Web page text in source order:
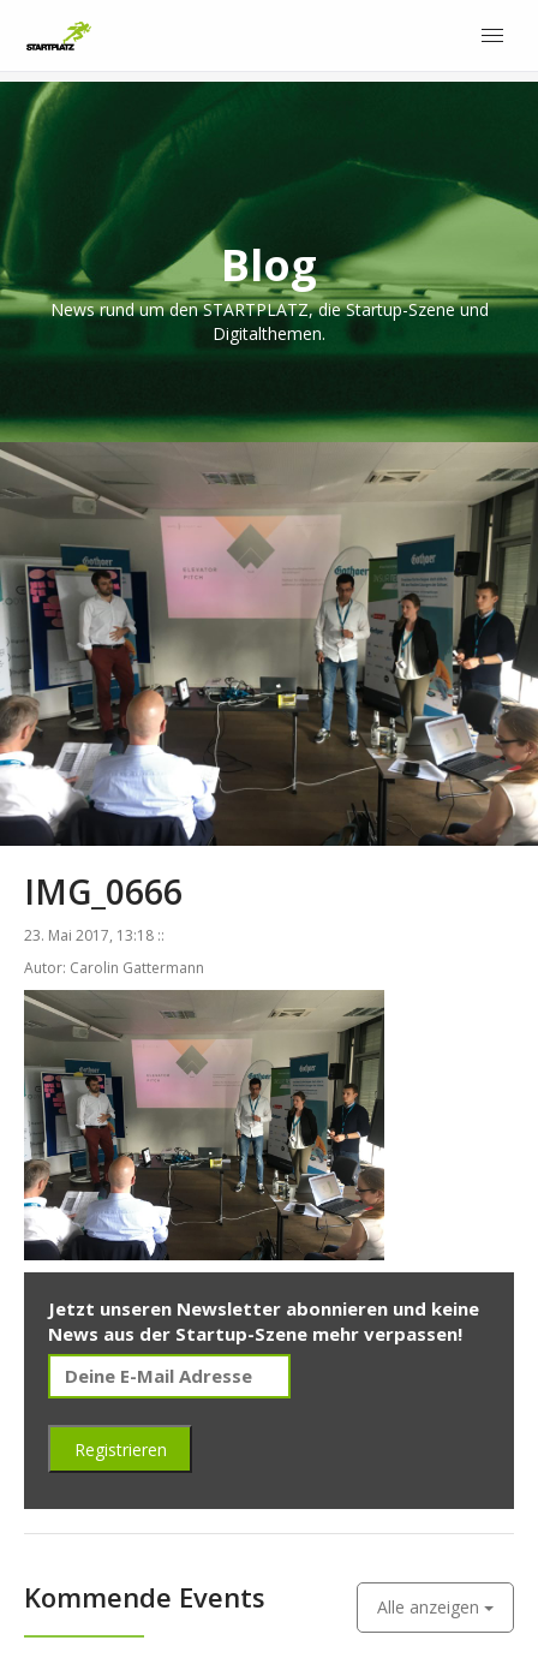
Blog
News rund um den STARTPLATZ, die Startup-Szene und
Digitalthemen.
IMG_0666
23. Mai 2017, 13:18 ::
Autor: Carolin Gattermann
Jetzt unseren Newsletter abonnieren und keine
News aus der Startup-Szene mehr verpassen!
Kommende Events Alle anzeigen